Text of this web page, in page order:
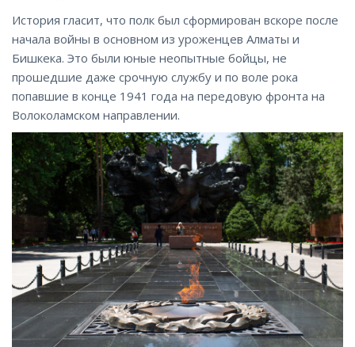
История гласит, что полк был сформирован вскоре после
начала войны в основном из уроженцев Алматы и
Бишкека. Это были юные неопытные бойцы, не
прошедшие даже срочную службу и по воле рока
попавшие в конце 1941 года на передовую фронта на
Волоколамском направлении.